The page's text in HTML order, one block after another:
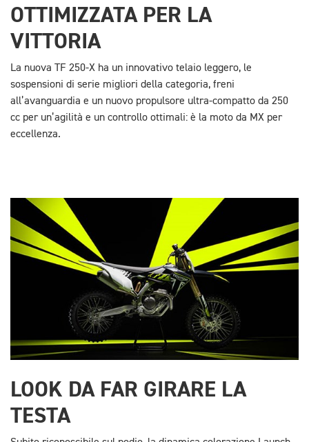
OTTIMIZZATA PER LA
VITTORIA
La nuova TF 250-X ha un innovativo telaio leggero, le
sospensioni di serie migliori della categoria, freni
all’avanguardia e un nuovo propulsore ultra-compatto da 250
cc per un’agilità e un controllo ottimali: è la moto da MX per
eccellenza.
LOOK DA FAR GIRARE LA
TESTA